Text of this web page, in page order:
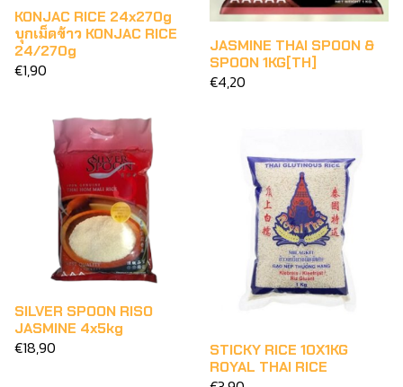
KONJAC RICE 24x270g
บุกเม็ดข้าว KONJAC RICE
24/270g
€1,90
JASMINE THAI SPOON &
SPOON 1KG[TH]
€4,20
SILVER SPOON RISO
JASMINE 4x5kg
€18,90
STICKY RICE 10X1KG
ROYAL THAI RICE